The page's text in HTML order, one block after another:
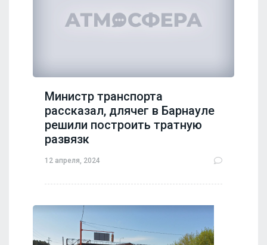
Министр транспорта
рассказал, длячег в Барнауле
решили построить тратную
развязк
12 апреля, 2024